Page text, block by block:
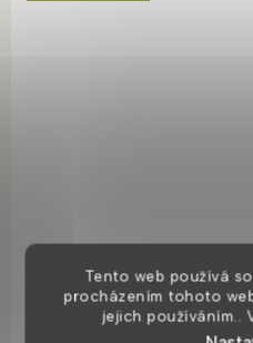
Tento web používá
procházením tohoto
jejich používáním..